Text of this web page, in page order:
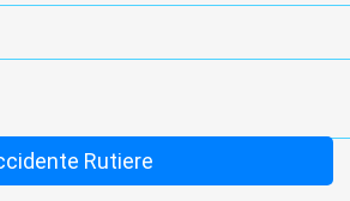
Rutiere